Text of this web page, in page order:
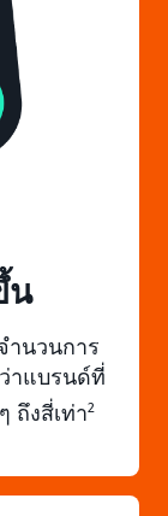
น
นวนการ
าแบรนด์ที่
ถึงสี่เท่า2